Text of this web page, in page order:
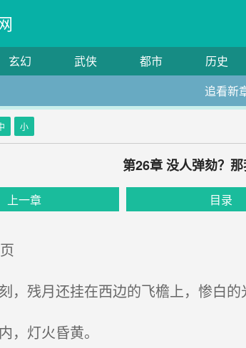
玄幻 武侠 都市 历史
追看新
小
第26章 没人弹劾？
上一章 目录
，残月还挂在西边的飞檐上，惨白的
，灯火昏黄。